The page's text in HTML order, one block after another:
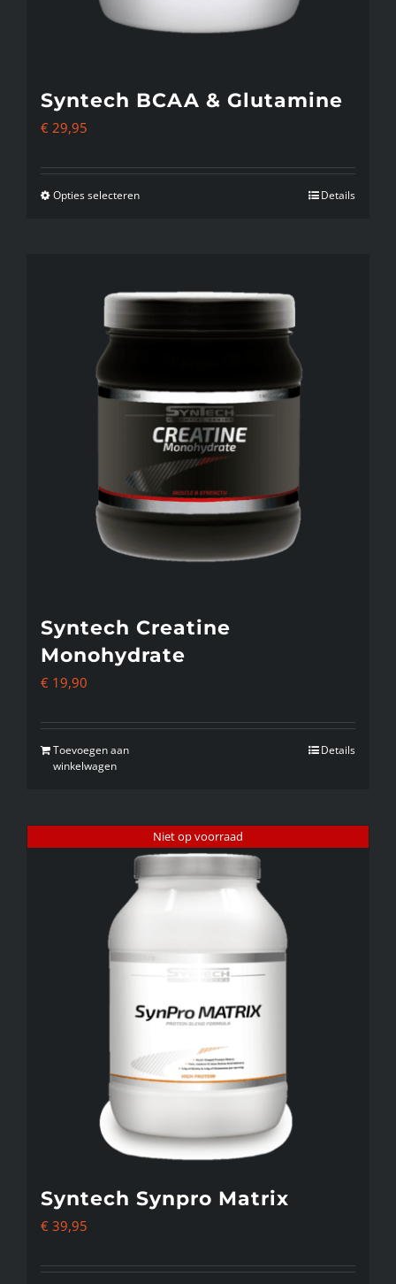
Syntech BCAA & Glutamine
€ 29,95
Opties selecterenDit
kan
gekozen
worden
op
de
productpagina
Details
Syntech Creatine
Monohydrate
€ 19,90
Toevoegen aan
winkelwagen
Details
Niet op voorraad
Syntech Synpro Matrix
€ 39,95